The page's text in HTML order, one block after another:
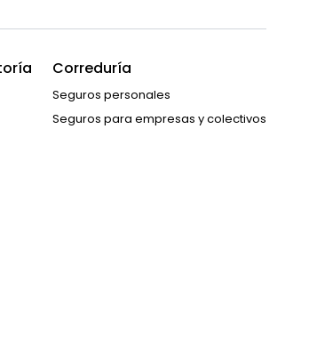
Correduría
Seguros personales
Seguros para empresas y colectivos